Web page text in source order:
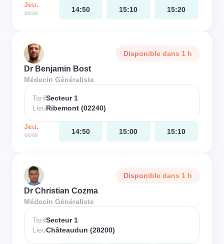
Jeu.
06/08 14:50 15:10 15:20
Disponible dans 1 h
Dr Benjamin Bost
Médecin Généraliste
TarifSecteur 1
LieuRibemont (02240)
Jeu.
06/08 14:50 15:00 15:10
Disponible dans 1 h
Dr Christian Cozma
Médecin Généraliste
TarifSecteur 1
LieuChâteaudun (28200)